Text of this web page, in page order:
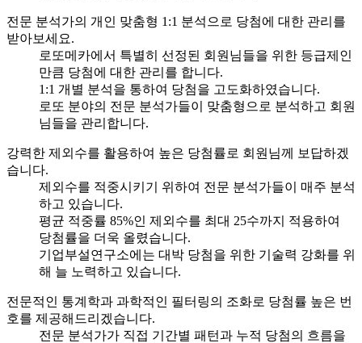
전문 분석가의 개인 맞춤형 1:1 분석으로 당첨에 대한 관리를
받아보세요.
로또메카에서 특별히 선정된 회원님들을 위한 등급제인
만큼 당첨에 대한 관리를 합니다.
1:1 개별 분석을 통하여 당첨을 고도화하였습니다.
로또 분야의 전문 분석가들이 맞춤형으로 분석하고 회원
님들을 관리합니다.
강력한 제외수를 활용하여 높은 당첨률로 회원님께 보답하겠
습니다.
제외수를 적중시키기 위하여 전문 분석가들이 매주 분석
하고 있습니다.
평균 적중률 85%인 제외수를 최대 25수까지 적용하여
당첨률을 더욱 올렸습니다.
기업부설연구소에는 대박 당첨을 위한 기술력 강화를 위
해 늘 노력하고 있습니다.
전문적인 통계학과 과학적인 필터링의 조화로 당첨률 높은 번
호를 제공해드리겠습니다.
전문 분석가가 직접 기간별 패턴과 누적 당첨의 흐름을